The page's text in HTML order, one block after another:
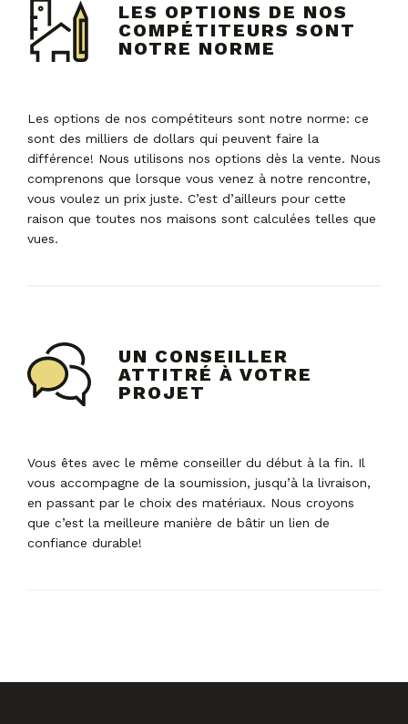
LES OPTIONS DE NOS
COMPÉTITEURS SONT
NOTRE NORME
Les options de nos compétiteurs sont notre norme: ce
sont des milliers de dollars qui peuvent faire la
différence! Nous utilisons nos options dès la vente. Nous
comprenons que lorsque vous venez à notre rencontre,
vous voulez un prix juste. C’est d’ailleurs pour cette
raison que toutes nos maisons sont calculées telles que
vues.
UN CONSEILLER
ATTITRÉ À VOTRE
PROJET
Vous êtes avec le même conseiller du début à la fin. Il
vous accompagne de la soumission, jusqu’à la livraison,
en passant par le choix des matériaux. Nous croyons
que c’est la meilleure manière de bâtir un lien de
confiance durable!